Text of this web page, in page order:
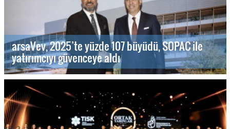
arsaVev, 2025’te yüzde 107 büyüdü, SOPAC ile
yatırımcıyı güvenceye aldı